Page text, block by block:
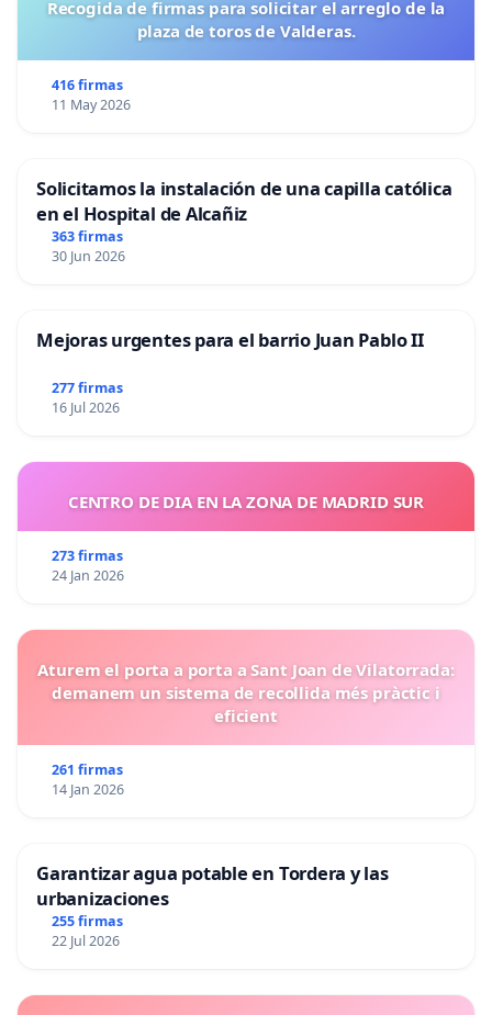
Recogida de firmas para solicitar el arreglo de la
plaza de toros de Valderas.
416 firmas
11 May 2026
Solicitamos la instalación de una capilla católica
en el Hospital de Alcañiz
363 firmas
30 Jun 2026
Mejoras urgentes para el barrio Juan Pablo II
277 firmas
16 Jul 2026
CENTRO DE DIA EN LA ZONA DE MADRID SUR
273 firmas
24 Jan 2026
Aturem el porta a porta a Sant Joan de Vilatorrada:
demanem un sistema de recollida més pràctic i
eficient
261 firmas
14 Jan 2026
Garantizar agua potable en Tordera y las
urbanizaciones
255 firmas
22 Jul 2026